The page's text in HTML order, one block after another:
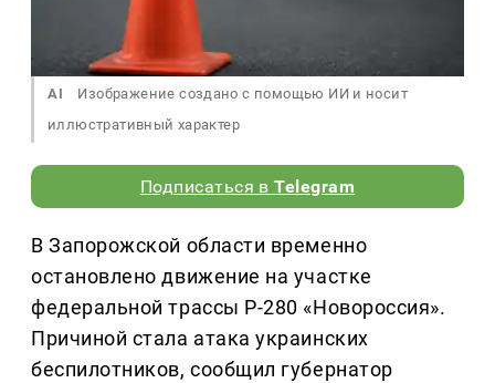
AI
Изображение создано с помощью ИИ и носит
иллюстративный характер
Подписаться вTelegram
В Запорожской области временно
остановлено движение на участке
федеральной трассы Р-280 «Новороссия».
Причиной стала атака украинских
беспилотников, сообщил губернатор